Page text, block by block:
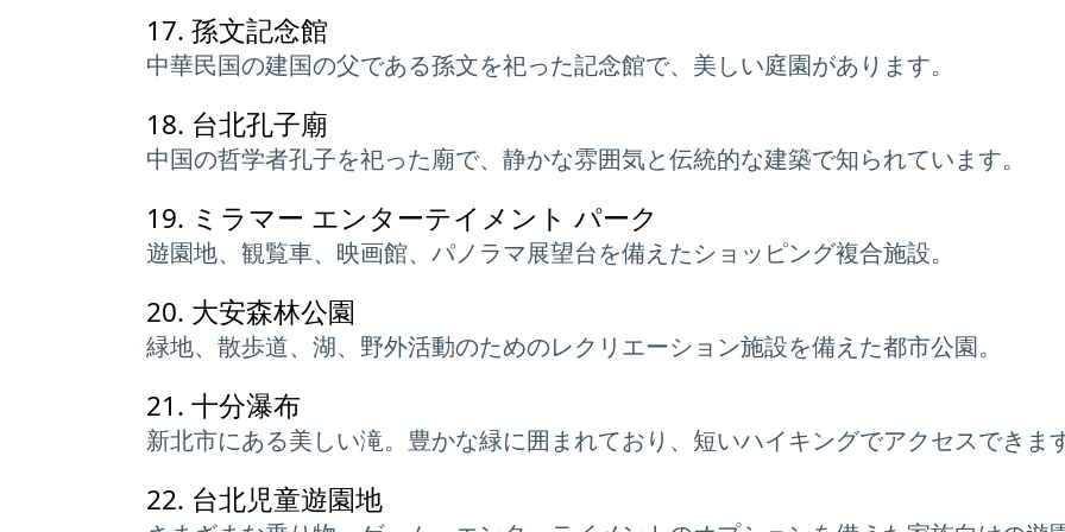
17. 孫文記念館
中華民国の建国の父である孫文を祀った記念館で、美しい庭園があります。
18. 台北孔子廟
中国の哲学者孔子を祀った廟で、静かな雰囲気と伝統的な建築で知られています。
19. ミラマー エンターテイメント パーク
遊園地、観覧車、映画館、パノラマ展望台を備えたショッピング複合施設。
20. 大安森林公園
緑地、散歩道、湖、野外活動のためのレクリエーション施設を備えた都市公園。
21. 十分瀑布
新北市にある美しい滝。豊かな緑に囲まれており、短いハイキングでアクセスできま
22. 台北児童遊園地